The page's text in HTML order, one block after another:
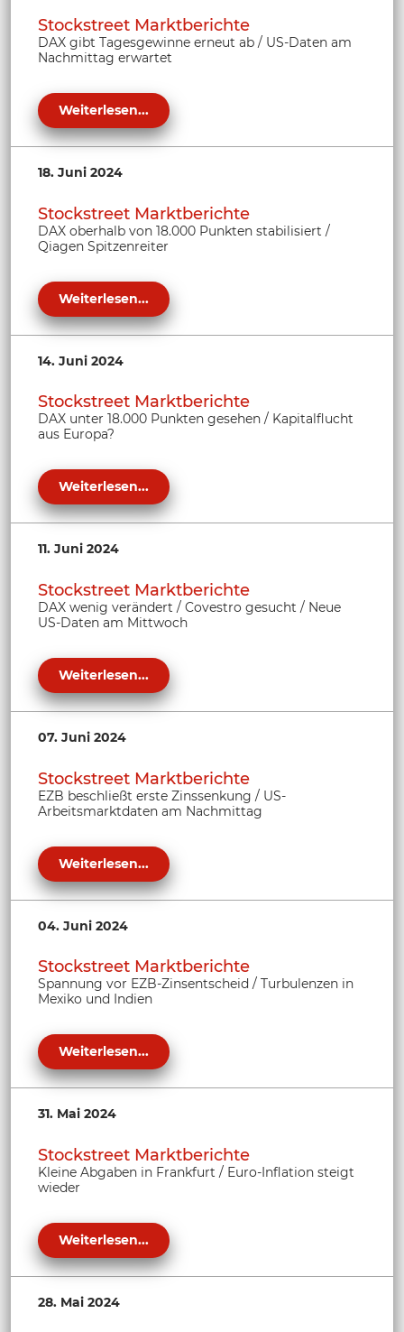
Stockstreet Marktberichte
DAX gibt Tagesgewinne erneut ab / US-Daten am
Nachmittag erwartet
Weiterlesen...
18. Juni 2024
Stockstreet Marktberichte
DAX oberhalb von 18.000 Punkten stabilisiert /
Qiagen Spitzenreiter
Weiterlesen...
14. Juni 2024
Stockstreet Marktberichte
DAX unter 18.000 Punkten gesehen / Kapitalflucht
aus Europa?
Weiterlesen...
11. Juni 2024
Stockstreet Marktberichte
DAX wenig verändert / Covestro gesucht / Neue
US-Daten am Mittwoch
Weiterlesen...
07. Juni 2024
Stockstreet Marktberichte
EZB beschließt erste Zinssenkung / US-
Arbeitsmarktdaten am Nachmittag
Weiterlesen...
04. Juni 2024
Stockstreet Marktberichte
Spannung vor EZB-Zinsentscheid / Turbulenzen in
Mexiko und Indien
Weiterlesen...
31. Mai 2024
Stockstreet Marktberichte
Kleine Abgaben in Frankfurt / Euro-Inflation steigt
wieder
Weiterlesen...
28. Mai 2024